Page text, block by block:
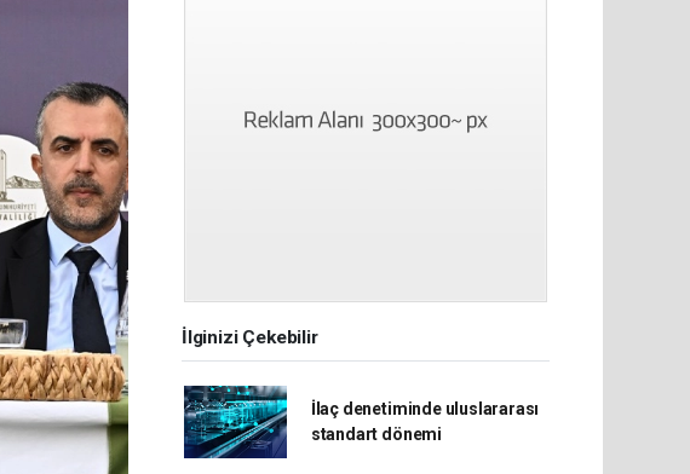
İlginizi Çekebilir
İlaç denetiminde uluslararası
standart dönemi